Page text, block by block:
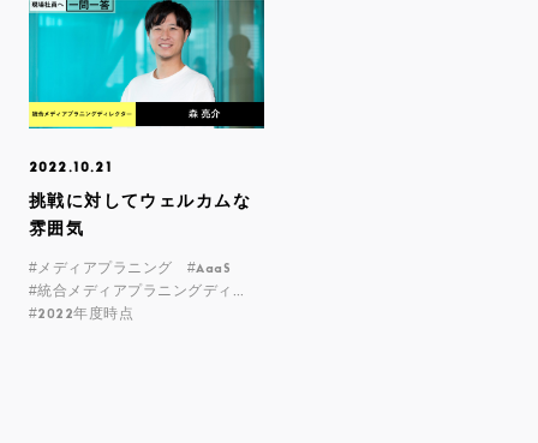
2022.10.21
挑戦に対してウェルカムな
雰囲気
#メディアプラニング
#AaaS
#2022年度時点